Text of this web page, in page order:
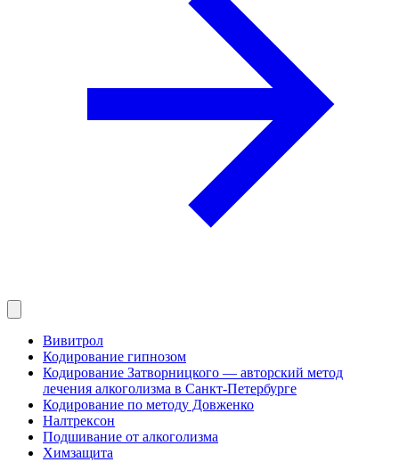
Вивитрол
Кодирование гипнозом
Кодирование Затворницкого — авторский метод
лечения алкоголизма в Санкт‑Петербурге
Кодирование по методу Довженко
Налтрексон
Подшивание от алкоголизма
Химзащита